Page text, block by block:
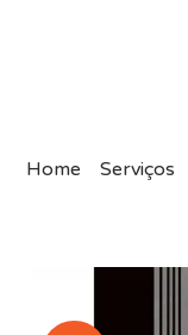
Home Serviços